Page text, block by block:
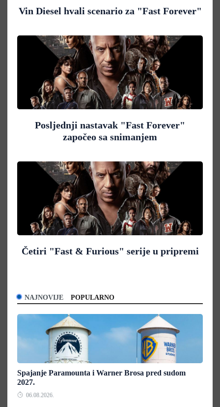
Vin Diesel hvali scenario za "Fast Forever"
Posljednji nastavak "Fast Forever"
započeo sa snimanjem
Četiri "Fast & Furious" serije u pripremi
NAJNOVIJE POPULARNO
Spajanje Paramounta i Warner Brosa pred sudom
2027.
06.08.2026.